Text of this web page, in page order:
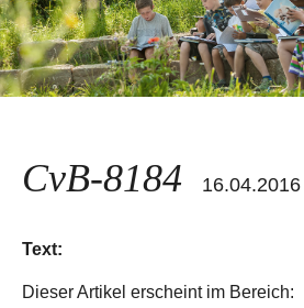
CvB-8184 16.04.2016
Text:
Dieser Artikel erscheint im Bereich: